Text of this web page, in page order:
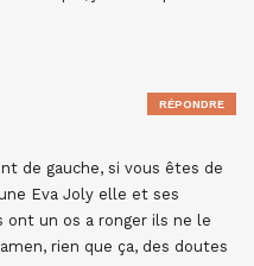
de gauche, si vous êtes de
Eva Joly elle et ses
ont un os a ronger ils ne le
rien que ça, des doutes
RÉPONDRE